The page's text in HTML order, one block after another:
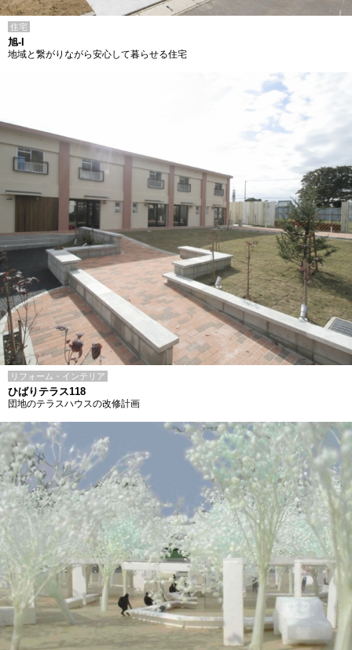
住宅
旭-I
地域と繋がりながら安心して暮らせる住宅
リフォーム・インテリア
ひばりテラス118
団地のテラスハウスの改修計画